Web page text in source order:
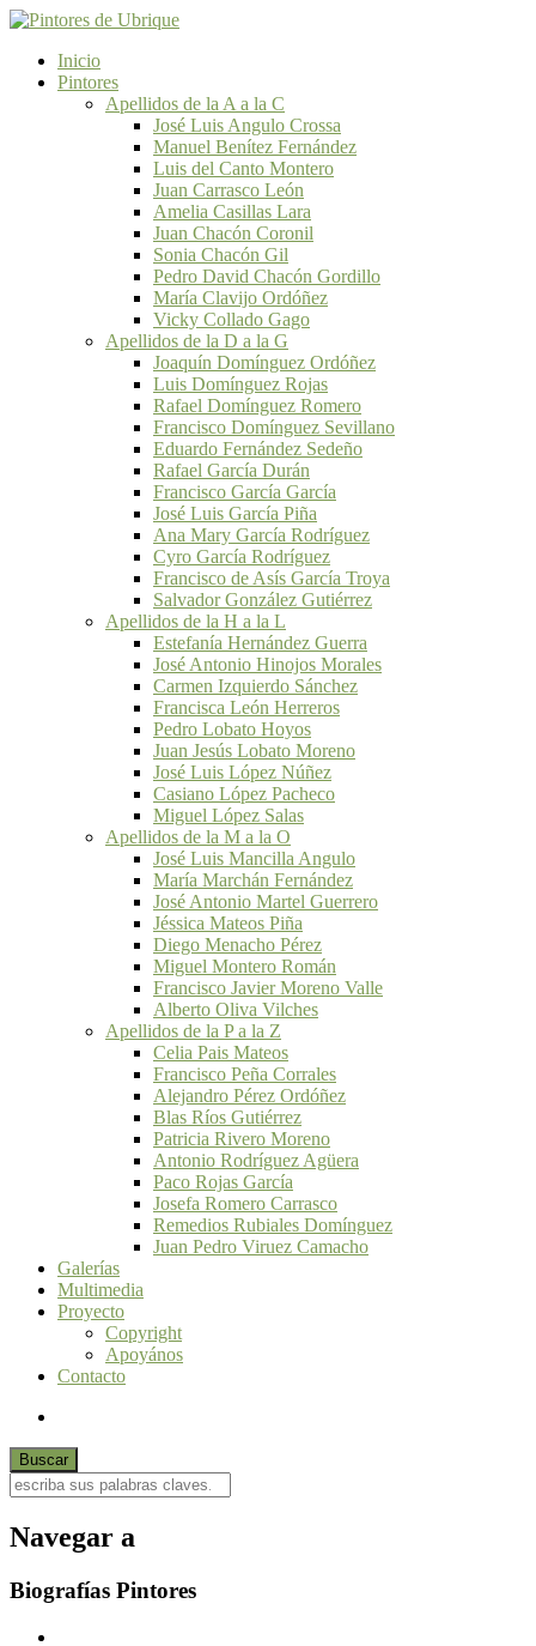
Inicio
Pintores
Apellidos de la A a la C
José Luis Angulo Crossa
Manuel Benítez Fernández
Luis del Canto Montero
Juan Carrasco León
Amelia Casillas Lara
Juan Chacón Coronil
Sonia Chacón Gil
Pedro David Chacón Gordillo
María Clavijo Ordóñez
Vicky Collado Gago
Apellidos de la D a la G
Joaquín Domínguez Ordóñez
Luis Domínguez Rojas
Rafael Domínguez Romero
Francisco Domínguez Sevillano
Eduardo Fernández Sedeño
Rafael García Durán
Francisco García García
José Luis García Piña
Ana Mary García Rodríguez
Cyro García Rodríguez
Francisco de Asís García Troya
Salvador González Gutiérrez
Apellidos de la H a la L
Estefanía Hernández Guerra
José Antonio Hinojos Morales
Carmen Izquierdo Sánchez
Francisca León Herreros
Pedro Lobato Hoyos
Juan Jesús Lobato Moreno
José Luis López Núñez
Casiano López Pacheco
Miguel López Salas
Apellidos de la M a la O
José Luis Mancilla Angulo
María Marchán Fernández
José Antonio Martel Guerrero
Jéssica Mateos Piña
Diego Menacho Pérez
Miguel Montero Román
Francisco Javier Moreno Valle
Alberto Oliva Vilches
Apellidos de la P a la Z
Celia Pais Mateos
Francisco Peña Corrales
Alejandro Pérez Ordóñez
Blas Ríos Gutiérrez
Patricia Rivero Moreno
Antonio Rodríguez Agüera
Paco Rojas García
Josefa Romero Carrasco
Remedios Rubiales Domínguez
Juan Pedro Viruez Camacho
Galerías
Multimedia
Proyecto
Copyright
Apoyános
Contacto
Navegar a
Biografías Pintores